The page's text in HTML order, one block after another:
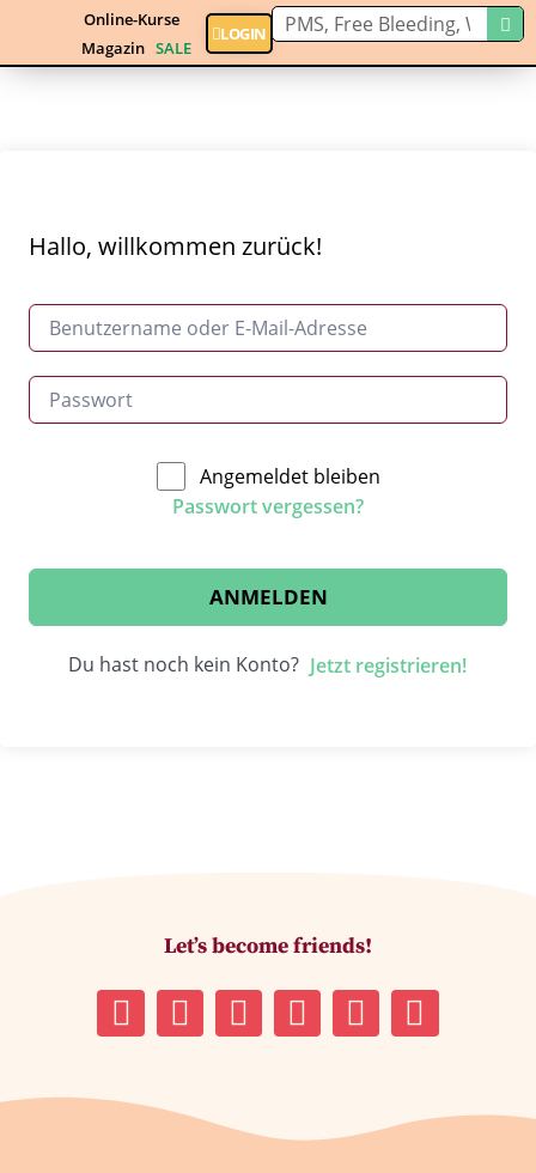
Online-Kurse
Magazin SALE
LOGIN
Hallo, willkommen zurück!
Angemeldet bleiben
Passwort vergessen?
ANMELDEN
Du hast noch kein Konto? Jetzt registrieren!
Let’s become friends!